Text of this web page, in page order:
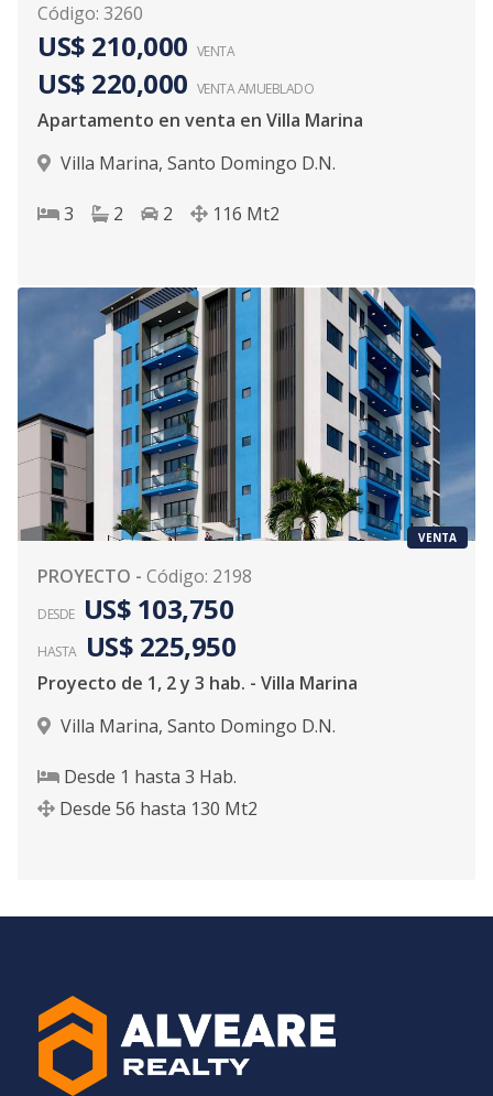
Código: 3260
US$ 210,000 VENTA
US$ 220,000 VENTA AMUEBLADO
Apartamento en venta en Villa Marina
Villa Marina, Santo Domingo D.N.
3 2 2 116 Mt2
VENTA
PROYECTO - Código: 2198
DESDE US$ 103,750
HASTA US$ 225,950
Proyecto de 1, 2 y 3 hab. - Villa Marina
Villa Marina, Santo Domingo D.N.
Desde 1 hasta 3 Hab.
Desde 56 hasta 130 Mt2